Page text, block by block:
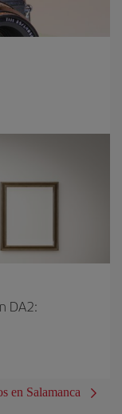
DA2:
en Salamanca